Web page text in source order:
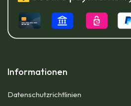
Informationen
Datenschutzrichtlinien